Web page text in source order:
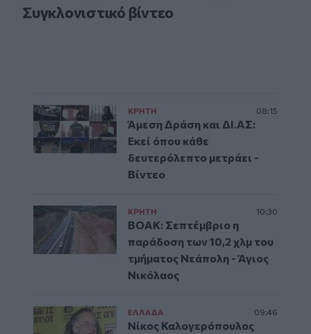
Συγκλονιστικό βίντεο
ΚΡΗΤΗ 08:15
Άμεση Δράση και ΔΙ.ΑΣ:
Εκεί όπου κάθε
δευτερόλεπτο μετράει -
Βίντεο
ΚΡΗΤΗ 10:30
ΒΟΑΚ: Σεπτέμβριο η
παράδοση των 10,2 χλμ του
τμήματος Νεάπολη - Άγιος
Νικόλαος
ΕΛΛAΔΑ 09:46
Νίκος Καλογερόπουλος